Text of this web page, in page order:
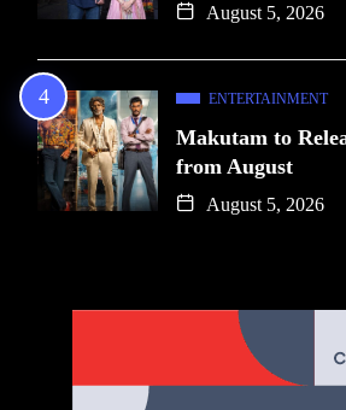
August 5, 2026
ENTERTAINMENT
Makutam to
from August
August 5, 2026